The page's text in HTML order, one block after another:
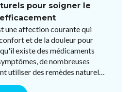
pour soigner le
une affection courante qui
et de la douleur pour
existe des médicaments
de nombreuses
utiliser des remèdes naturels